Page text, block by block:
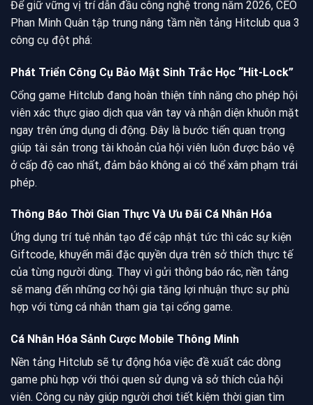
Để giữ vững vị trí dẫn đầu công nghệ trong năm 2026, CEO
Phan Minh Quân tập trung nâng tầm nền tảng Hitclub qua 3
công cụ đột phá:
Phát Triển Công Cụ Bảo Mật Sinh Trắc Học “Hit-Lock”
Cổng game Hitclub đang hoàn thiện tính năng cho phép hội
viên xác thực giao dịch qua vân tay và nhận diện khuôn mặt
ngay trên ứng dụng di động. Đây là bước tiến quan trọng
giúp tài sản trong tài khoản của hội viên luôn được bảo vệ
ở cấp độ cao nhất, đảm bảo không ai có thể xâm phạm trái
phép.
Thông Báo Thời Gian Thực Và Ưu Đãi Cá Nhân Hóa
Ứng dụng trí tuệ nhân tạo để cập nhật tức thì các sự kiện
Giftcode, khuyến mãi đặc quyền dựa trên sở thích thực tế
của từng người dùng. Thay vì gửi thông báo rác, nền tảng
sẽ mang đến những cơ hội gia tăng lợi nhuận thực sự phù
hợp với từng cá nhân tham gia tại cổng game.
Cá Nhân Hóa Sảnh Cược Mobile Thông Minh
Nền tảng Hitclub sẽ tự động hóa việc đề xuất các dòng
game phù hợp với thói quen sử dụng và sở thích của hội
viên. Công cụ này giúp người chơi tiết kiệm thời gian tìm